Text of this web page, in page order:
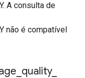
A consulta de
não é compatível
quality_